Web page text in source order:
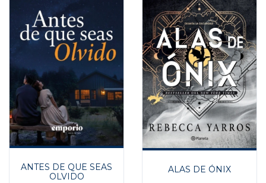
ANTES DE QUE SEAS
OLVIDO
ALAS DE ÓNIX